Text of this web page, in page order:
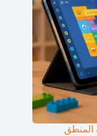
المنطق